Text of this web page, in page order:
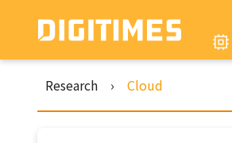
Research › Cloud